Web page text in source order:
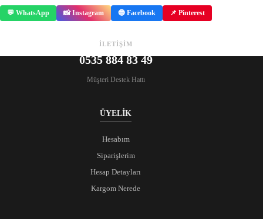
💬 WhatsApp 📸 Instagram 🔵 Facebook 📌 Pinterest
İLETİŞİM
0535 884 83 49
Müşteri Destek Hattı
ÜYELİK
Hesabım
Siparişlerim
Hesap Detayları
Kargom Nerede